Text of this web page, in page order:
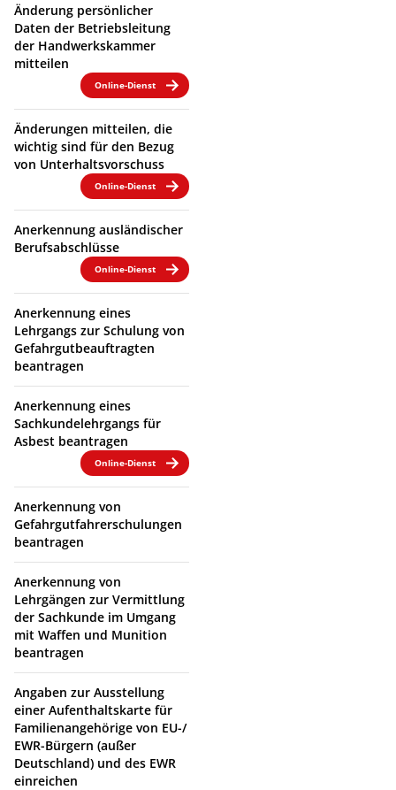
Änderung persönlicher
Daten der Betriebsleitung
der Handwerkskammer
mitteilen
Online-Dienst
Änderungen mitteilen, die
wichtig sind für den Bezug
von Unterhaltsvorschuss
Online-Dienst
Anerkennung ausländischer
Berufsabschlüsse
Online-Dienst
Anerkennung eines
Lehrgangs zur Schulung von
Gefahrgutbeauftragten
beantragen
Anerkennung eines
Sachkundelehrgangs für
Asbest beantragen
Online-Dienst
Anerkennung von
Gefahrgutfahrerschulungen
beantragen
Anerkennung von
Lehrgängen zur Vermittlung
der Sachkunde im Umgang
mit Waffen und Munition
beantragen
Angaben zur Ausstellung
einer Aufenthaltskarte für
Familienangehörige von EU-/
EWR-Bürgern (außer
Deutschland) und des EWR
einreichen